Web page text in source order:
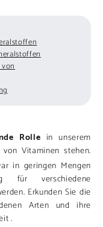
Rolle in unserem
Vitaminen stehen.
in geringen Mengen
für verschiedene
Erkunden Sie die
Arten und ihre
.